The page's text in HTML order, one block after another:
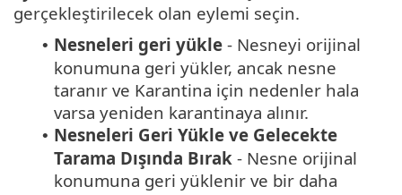
gerçekleştirilecek olan eylemi seçin.
• Nesneleri geri yükle - Nesneyi orijinal
konumuna geri yükler, ancak nesne
taranır ve Karantina için nedenler hala
varsa yeniden karantinaya alınır.
• Nesneleri Geri Yükle ve Gelecekte
Tarama Dışında Bırak - Nesne orijinal
konumuna geri yüklenir ve bir daha